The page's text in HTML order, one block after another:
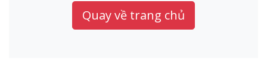
Quay về trang chủ